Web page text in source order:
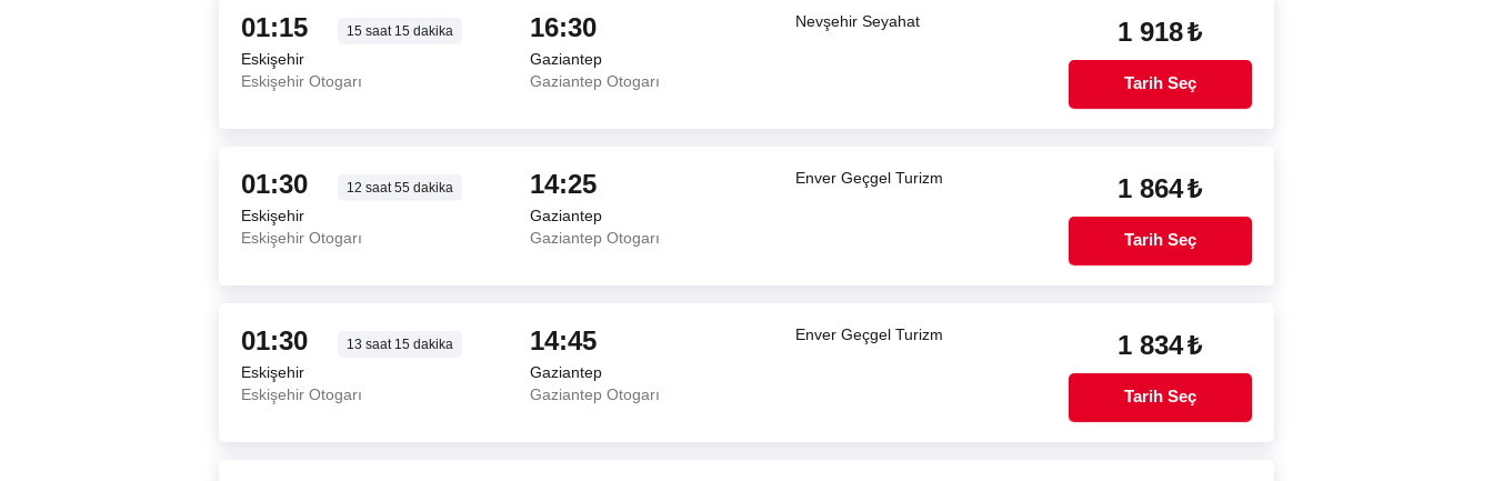
01:15 15 saat15 dakika
Eskişehir
Eskişehir Otogarı
16:30
Gaziantep
Gaziantep Otogarı
Nevşehir Seyahat 1 918₺
Tarih Seç
01:30 12 saat55 dakika
Eskişehir
Eskişehir Otogarı
14:25
Gaziantep
Gaziantep Otogarı
Enver Geçgel Turizm 1 864₺
Tarih Seç
01:30 13 saat15 dakika
Eskişehir
Eskişehir Otogarı
14:45
Gaziantep
Gaziantep Otogarı
Enver Geçgel Turizm 1 834₺
Tarih Seç